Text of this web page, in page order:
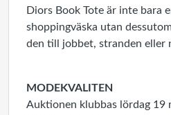
Diors Book Tote är inte bara
shoppingväska utan
den till jobbet, stranden eller
MODEKVALITEN
Auktionen klubbas lördag 19